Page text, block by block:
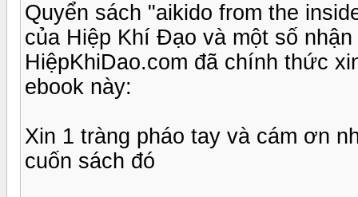
Quyển sách "aikido from the
của Hiệp Khí Đạo và một số
HiệpKhiDao.com đã chính thức
ebook này:
Xin 1 tràng pháo tay và cám ơn
cuốn sách đó